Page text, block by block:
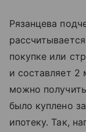
Рязанцева
покупке или
и составляет 2
можно
было куплено
ипотеку. Так,